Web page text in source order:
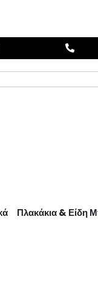
Πλακάκια & Είδη